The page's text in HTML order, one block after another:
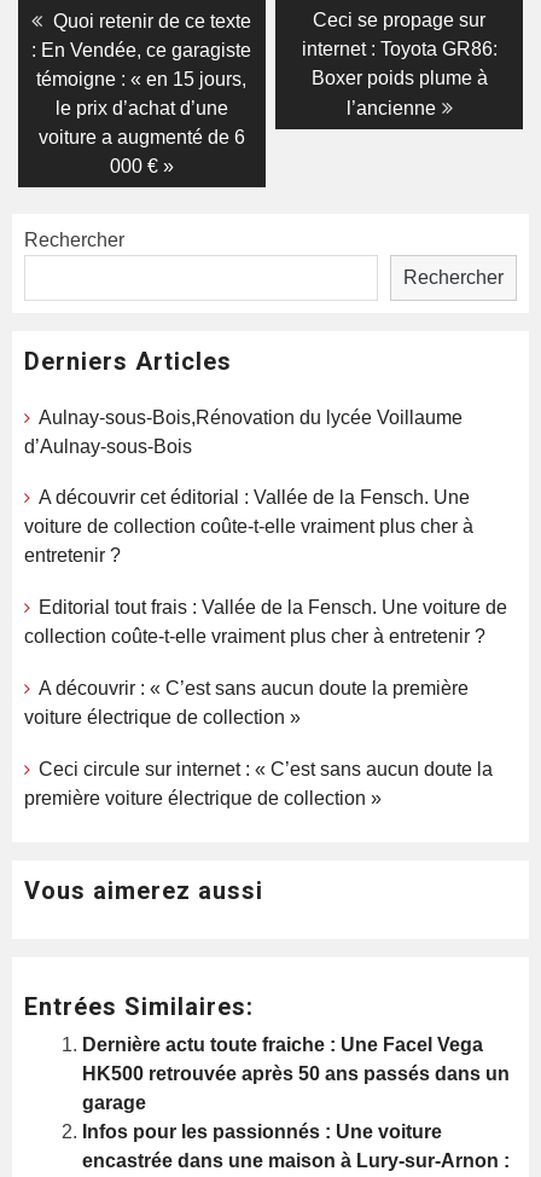
Navigation
de
l’article
Previous
post:
Quoi retenir de ce texte
: En Vendée, ce garagiste
témoigne : « en 15 jours,
le prix d’achat d’une
voiture a augmenté de 6
000 € »
Next
post:
Ceci se propage sur
internet : Toyota GR86:
Boxer poids plume à
l’ancienne
Rechercher
Rechercher
Derniers Articles
Aulnay-sous-Bois,Rénovation du lycée Voillaume
d’Aulnay-sous-Bois
A découvrir cet éditorial : Vallée de la Fensch. Une
voiture de collection coûte-t-elle vraiment plus cher à
entretenir ?
Editorial tout frais : Vallée de la Fensch. Une voiture de
collection coûte-t-elle vraiment plus cher à entretenir ?
A découvrir : « C’est sans aucun doute la première
voiture électrique de collection »
Ceci circule sur internet : « C’est sans aucun doute la
première voiture électrique de collection »
Vous aimerez aussi
Entrées Similaires:
Dernière actu toute fraiche : Une Facel Vega
HK500 retrouvée après 50 ans passés dans un
garage
Infos pour les passionnés : Une voiture
encastrée dans une maison à Lury-sur-Arnon :